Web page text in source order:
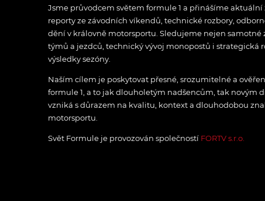
Jsme průvodcem světem formule 1 a přinášíme
reporty ze závodních víkendů, technické rozbory,
dění v královně motorsportu. Sledujeme nejen samotné
týmů a jezdců, technický vývoj monopostů i strategická
výsledky sezóny.
Naším cílem je poskytovat přesné, srozumitelné a
formule 1, a to jak dlouholetým nadšencům, tak novým
vzniká s důrazem na kvalitu, kontext a dlouhodobou
motorsportu.
Svět Formule je provozován společností FORTV s.r.o.